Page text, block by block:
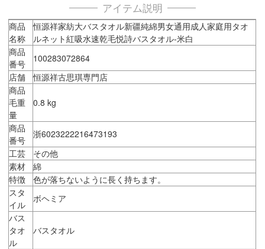
アイテム説明
商品
名称
恒源祥家紡大バスタオル新疆純綿男女通用成人家庭用タオ
ルネット紅吸水速乾毛悦詩バスタオル-米白
商品
番号
100283072864
店舗
恒源祥古思琪専門店
商品
毛重
量
0.8 kg
商品
番号
浙6023222216473193
工芸
その他
素材
綿
特徴
色が落ちないように長く持ちます。
スタ
イル
ボヘミア
バス
タオ
ル
バスタオル